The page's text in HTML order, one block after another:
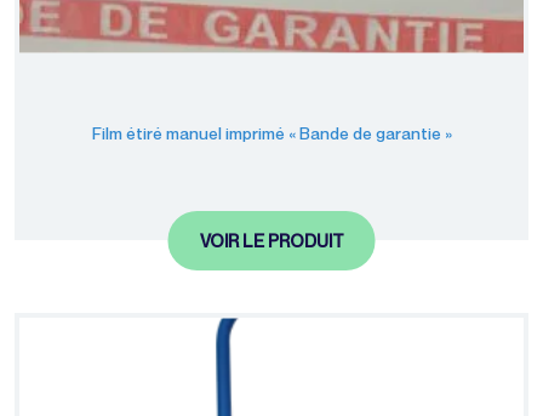
Film étiré manuel imprimé « Bande de garantie »
VOIR LE PRODUIT